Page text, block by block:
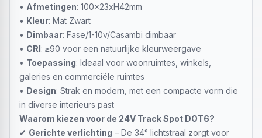
• Afmetingen: 100x23xH42mm
• Kleur: Mat Zwart
• Dimbaar: Fase/1-10v/Casambi dimbaar
• CRI: ≥90 voor een natuurlijke kleurweergave
• Toepassing: Ideaal voor woonruimtes, winkels,
galeries en commerciële ruimtes
• Design: Strak en modern, met een compacte vorm die
in diverse interieurs past
Waarom kiezen voor de 24V Track Spot DOT6?
✔ Gerichte verlichting – De 34° lichtstraal zorgt voor